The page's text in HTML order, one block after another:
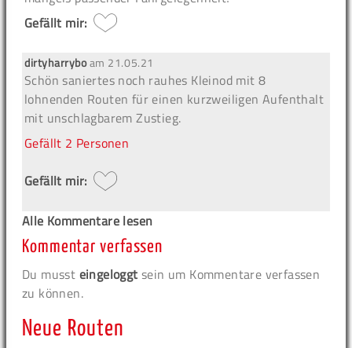
Gefällt mir:
dirtyharryboam 21.05.21
Schön saniertes noch rauhes Kleinod mit 8
lohnenden Routen für einen kurzweiligen Aufenthalt
mit unschlagbarem Zustieg.
Gefällt 2 Personen
Gefällt mir:
Alle Kommentare lesen
Kommentar verfassen
Du musst eingeloggt sein um Kommentare verfassen
zu können.
Neue Routen